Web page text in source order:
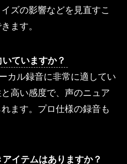
ズの影響などを見直すこ
ます。
ていますか？
カル録音に非常に適してい
高い感度で、声のニュア
ます。プロ仕様の録音も
イテムはありますか？